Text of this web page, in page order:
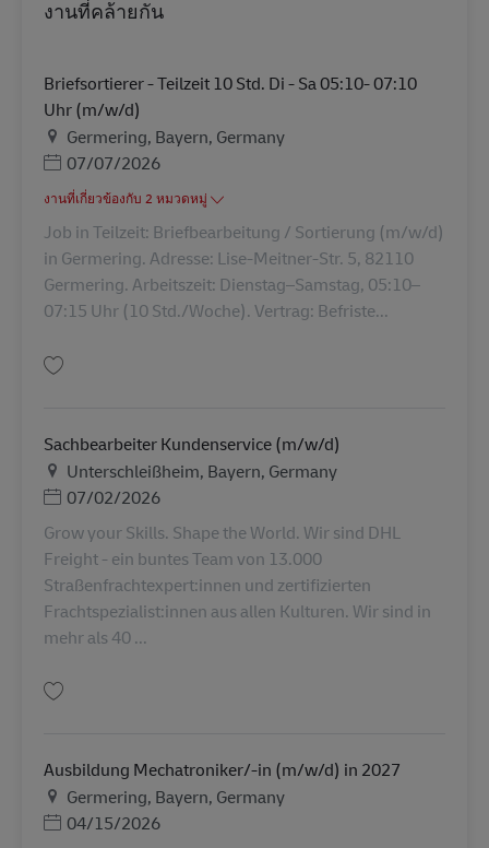
งานที่คล้ายกัน
Briefsortierer - Teilzeit 10 Std. Di - Sa 05:10- 07:10
Uhr (m/w/d)
สถานที่
Germering, Bayern, Germany
Posted Date
07/07/2026
งานที่เกี่ยวข้องกับ 2 หมวดหมู่
Job in Teilzeit: Briefbearbeitung / Sortierung (m/w/d)
in Germering. Adresse: Lise-Meitner-Str. 5, 82110
Germering. Arbeitszeit: Dienstag–Samstag, 05:10–
07:15 Uhr (10 Std./Woche). Vertrag: Befriste...
Sachbearbeiter Kundenservice (m/w/d)
สถานที่
Unterschleißheim, Bayern, Germany
Posted Date
07/02/2026
Grow your Skills. Shape the World. Wir sind DHL
Freight - ein buntes Team von 13.000
Straßenfrachtexpert:innen und zertifizierten
Frachtspezialist:innen aus allen Kulturen. Wir sind in
mehr als 40 ...
Ausbildung Mechatroniker/-in (m/w/d) in 2027
สถานที่
Germering, Bayern, Germany
Posted Date
04/15/2026